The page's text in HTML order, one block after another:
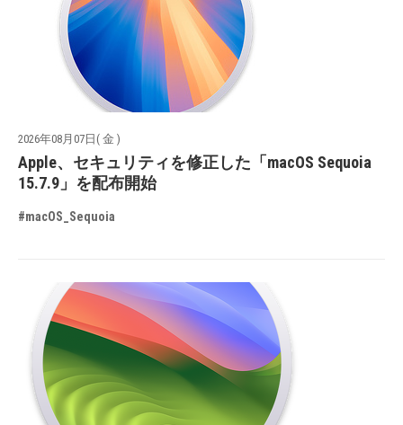
2026年08月07日( 金 )
Apple、セキュリティを修正した「macOS Sequoia
15.7.9」を配布開始
#macOS_Sequoia